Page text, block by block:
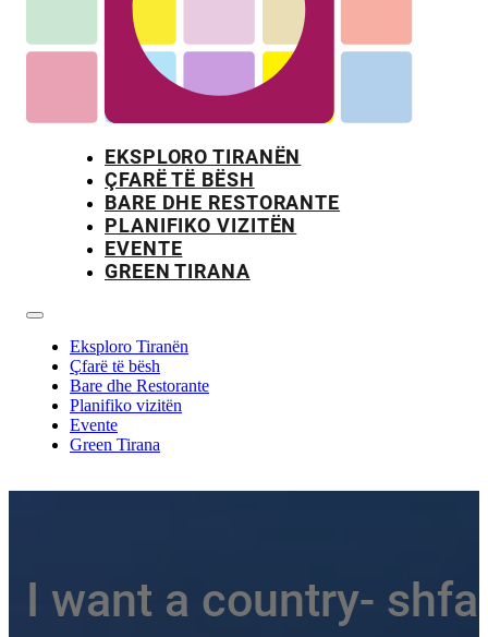
EKSPLORO TIRANËN
ÇFARË TË BËSH
BARE DHE RESTORANTE
PLANIFIKO VIZITËN
EVENTE
GREEN TIRANA
Eksploro Tiranën
Çfarë të bësh
Bare dhe Restorante
Planifiko vizitën
Evente
Green Tirana
I want a country-